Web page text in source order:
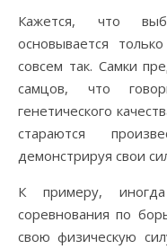
Кажется, что
основывается
совсем так. Самки
самцов, что
генетического
стараются
демонстрируя свои
К примеру,
соревнования по
свою физическую